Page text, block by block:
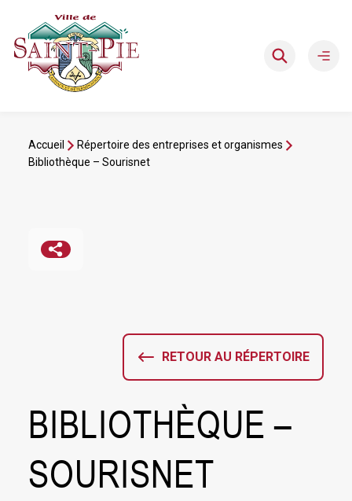
contenu
Accueil
Répertoire des entreprises et organismes
Bibliothèque – Sourisnet
RETOUR AU RÉPERTOIRE
BIBLIOTHÈQUE –
SOURISNET